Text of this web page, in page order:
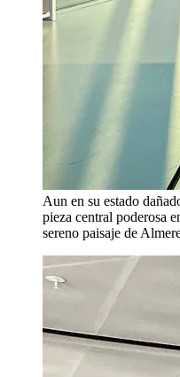
Aun en su estado
pieza central poderosa
sereno paisaje de